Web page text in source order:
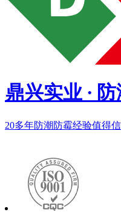
鼎兴实业 ·
20多年防潮防霉经验值得